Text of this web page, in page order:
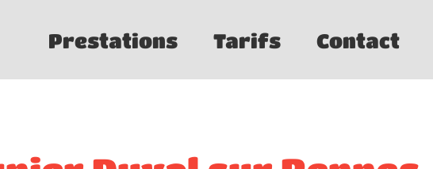
Prestations Tarifs Contact